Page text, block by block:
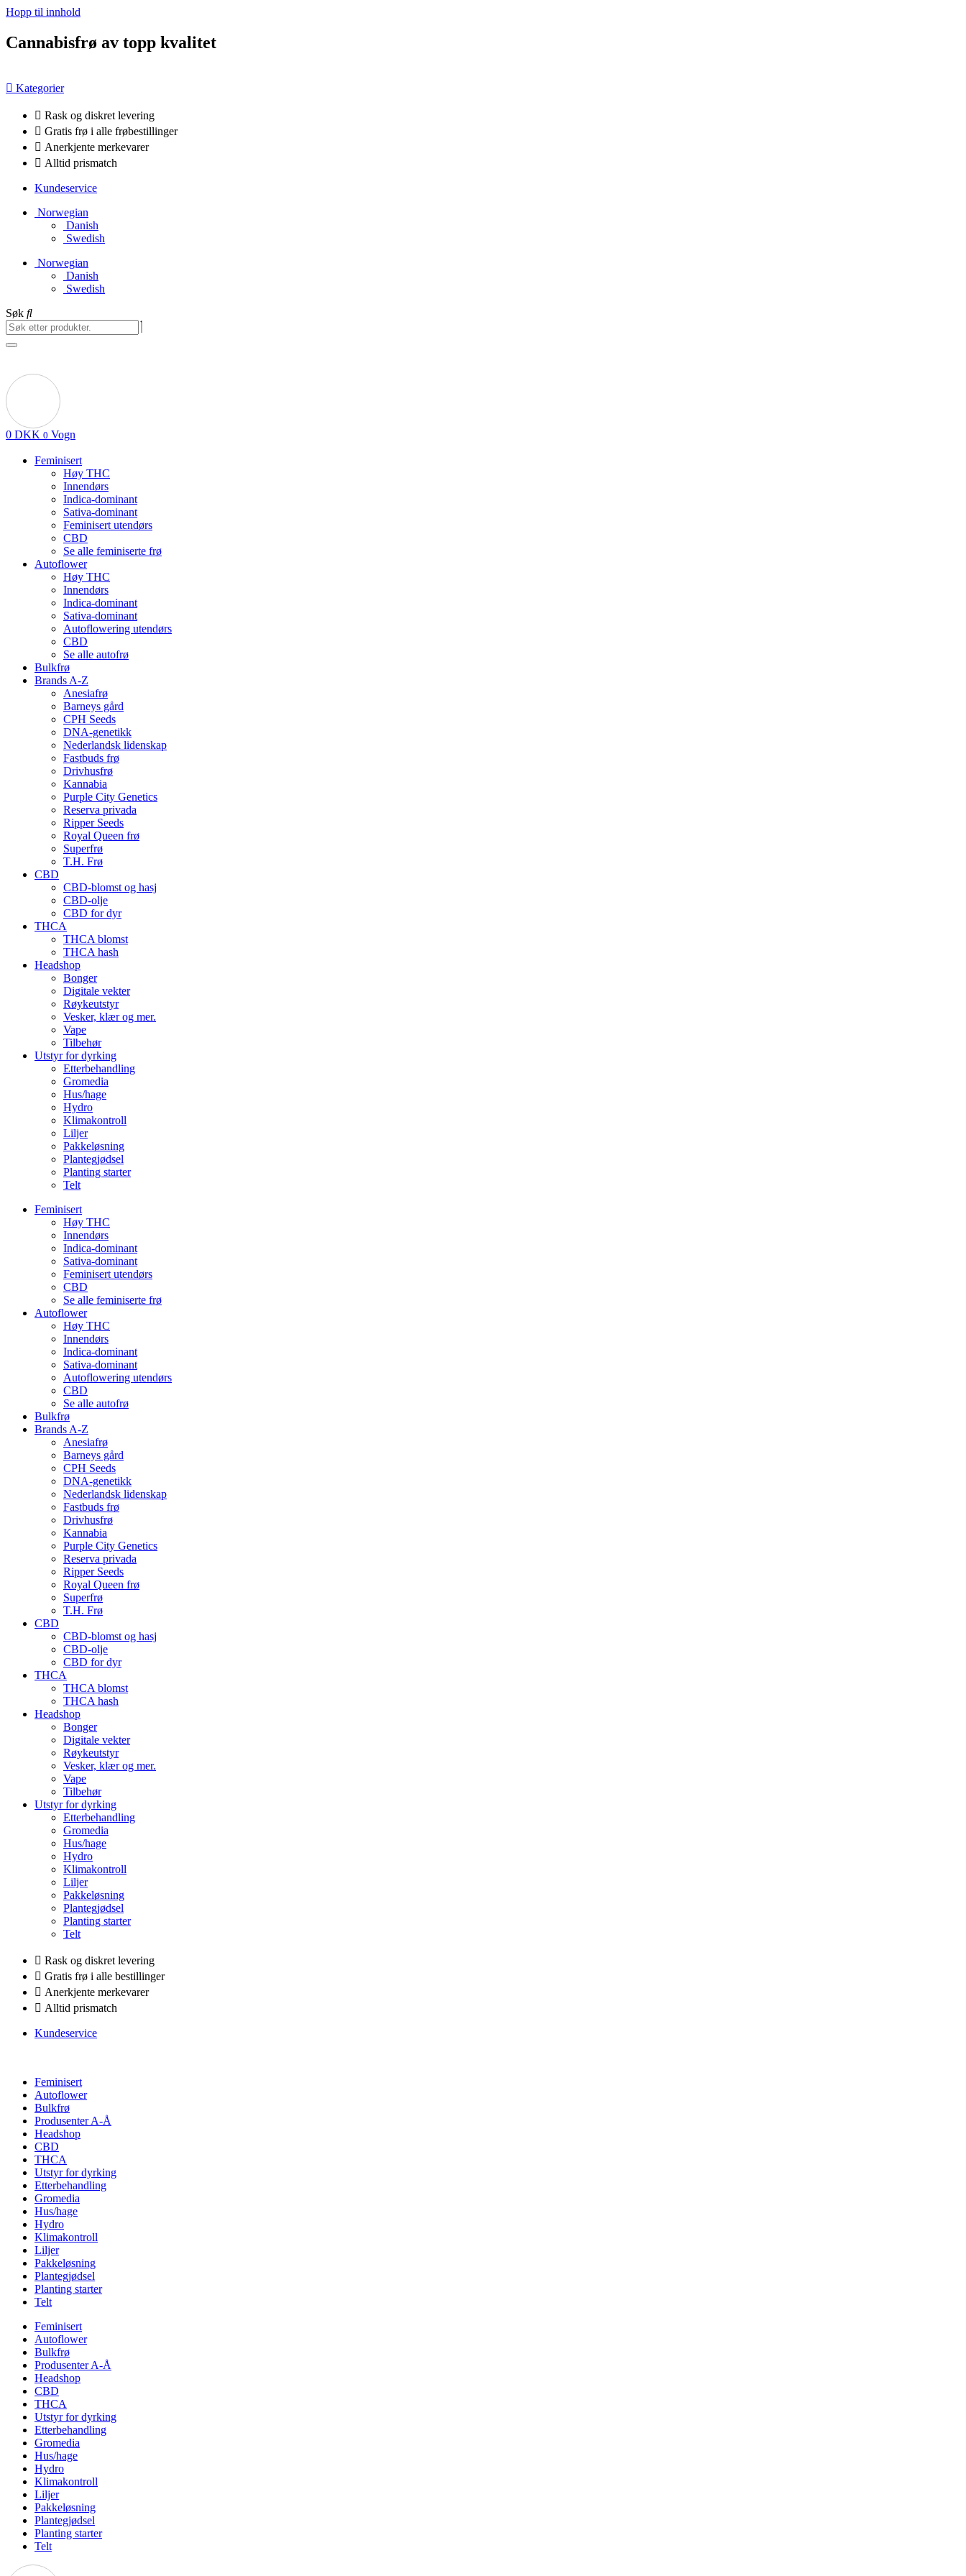
Hopp til innhold
Cannabisfrø av topp kvalitet
Kategorier
Rask og diskret levering
Gratis frø i alle frøbestillinger
Anerkjente merkevarer
Alltid prismatch
Kundeservice
Norwegian
Danish
Swedish
Norwegian
Danish
Swedish
Søk
0 DKK 0 Vogn
Feminisert
Høy THC
Innendørs
Indica-dominant
Sativa-dominant
Feminisert utendørs
CBD
Se alle feminiserte frø
Autoflower
Høy THC
Innendørs
Indica-dominant
Sativa-dominant
Autoflowering utendørs
CBD
Se alle autofrø
Bulkfrø
Brands A-Z
Anesiafrø
Barneys gård
CPH Seeds
DNA-genetikk
Nederlandsk lidenskap
Fastbuds frø
Drivhusfrø
Kannabia
Purple City Genetics
Reserva privada
Ripper Seeds
Royal Queen frø
Superfrø
T.H. Frø
CBD
CBD-blomst og hasj
CBD-olje
CBD for dyr
THCA
THCA blomst
THCA hash
Headshop
Bonger
Digitale vekter
Røykeutstyr
Vesker, klær og mer.
Vape
Tilbehør
Utstyr for dyrking
Etterbehandling
Gromedia
Hus/hage
Hydro
Klimakontroll
Liljer
Pakkeløsning
Plantegjødsel
Planting starter
Telt
Feminisert
Høy THC
Innendørs
Indica-dominant
Sativa-dominant
Feminisert utendørs
CBD
Se alle feminiserte frø
Autoflower
Høy THC
Innendørs
Indica-dominant
Sativa-dominant
Autoflowering utendørs
CBD
Se alle autofrø
Bulkfrø
Brands A-Z
Anesiafrø
Barneys gård
CPH Seeds
DNA-genetikk
Nederlandsk lidenskap
Fastbuds frø
Drivhusfrø
Kannabia
Purple City Genetics
Reserva privada
Ripper Seeds
Royal Queen frø
Superfrø
T.H. Frø
CBD
CBD-blomst og hasj
CBD-olje
CBD for dyr
THCA
THCA blomst
THCA hash
Headshop
Bonger
Digitale vekter
Røykeutstyr
Vesker, klær og mer.
Vape
Tilbehør
Utstyr for dyrking
Etterbehandling
Gromedia
Hus/hage
Hydro
Klimakontroll
Liljer
Pakkeløsning
Plantegjødsel
Planting starter
Telt
Rask og diskret levering
Gratis frø i alle bestillinger
Anerkjente merkevarer
Alltid prismatch
Kundeservice
Feminisert
Autoflower
Bulkfrø
Produsenter A-Å
Headshop
CBD
THCA
Utstyr for dyrking
Etterbehandling
Gromedia
Hus/hage
Hydro
Klimakontroll
Liljer
Pakkeløsning
Plantegjødsel
Planting starter
Telt
Feminisert
Autoflower
Bulkfrø
Produsenter A-Å
Headshop
CBD
THCA
Utstyr for dyrking
Etterbehandling
Gromedia
Hus/hage
Hydro
Klimakontroll
Liljer
Pakkeløsning
Plantegjødsel
Planting starter
Telt